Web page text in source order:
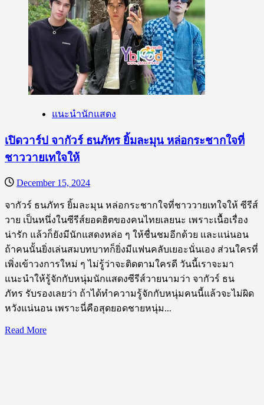
กัน
เปิด
วาร์
หนุ่ม
แบด
อธิ
วัต
น์”
เท่
จน
หลง
รัก
แนะนำนักแสดง
เปิดวาร์ป จากัวร์ ธนภัทร ยิ้มละมุน หล่อกระชากใจที่
ชาววายเทใจให้
December 15, 2024
จากัวร์ ธนภัทร ยิ้มละมุน หล่อกระชากใจที่ชาววายเทใจให้ ซีรีส์
วาย เป็นหนึ่งในซีรีส์ยอดฮิตของคนไทยเลยนะ เพราะเนื้อเรื่อง
น่ารัก แล้วก็ยังมีนักแสดงหล่อ ๆ ให้ชื่นชมอีกด้วย และแน่นอน
ถ้าคนนั้นยิ่งเล่นสมบทบาทก็ยิ่งมีแฟนคลับเยอะนั่นเอง ส่วนใครที่
เพิ่งเข้าวงการใหม่ ๆ ไม่รู้ว่าจะติดตามใครดี วันนี้เราจะมา
แนะนำให้รู้จักกับหนุ่มนักแสดงซีรีส์วายนามว่า จากัวร์ ธน
ภัทร รับรองเลยว่า ถ้าได้ทำความรู้จักกับหนุ่มคนนี้แล้วจะไม่ผิด
หวังแน่นอน เพราะนี่คือสุดยอดชายหนุ่ม...
Read MoreRead